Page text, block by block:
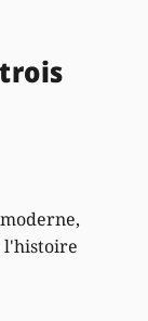
l'histoire